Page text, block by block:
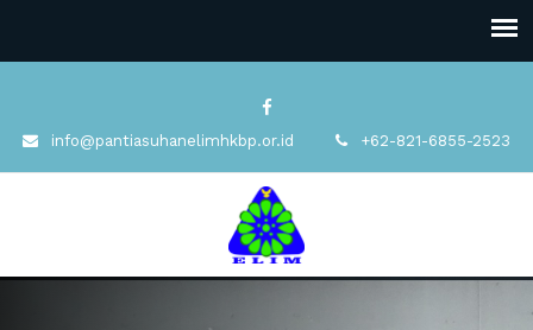
info@pantiasuhanelimhkbp.or.id +62-821-6855-2523